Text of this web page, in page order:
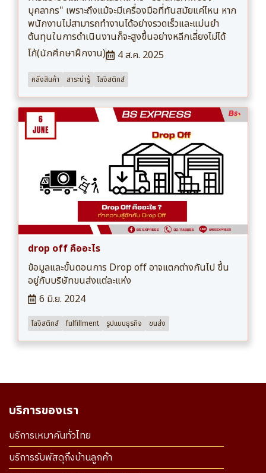
บุคลากร" เพราะถึงแม้จะมีเครื่องมือที่ทันสมัยแค่ไหน หาก
พนักงานไม่สามารถทำงานได้อย่างรวดเร็วและแม่นยำ
ต้นทุนในการดำเนินงานก็จะสูงขึ้นอย่างหลีกเลี่ยงไม่ได้
โก้(นักศึกษาฝึกงาน)
4 ส.ค. 2025
คลังสินค้า สาระน่ารู้ โลจิสติกส์
drop off คืออะไร
ข้อมูลและขั้นตอนการ Drop off อาจแตกต่างกันไป ขึ้น
อยู่กับบริษัทขนส่งแต่ละแห่ง
6 มิ.ย. 2024
โลจิสติกส์ fulfillment รูปแบบธุรกิจ ขนส่ง
บริการของเรา
บริการเหมาคันทั่วไทย
บริการรับพัสดุถึงบ้านลูกค้า